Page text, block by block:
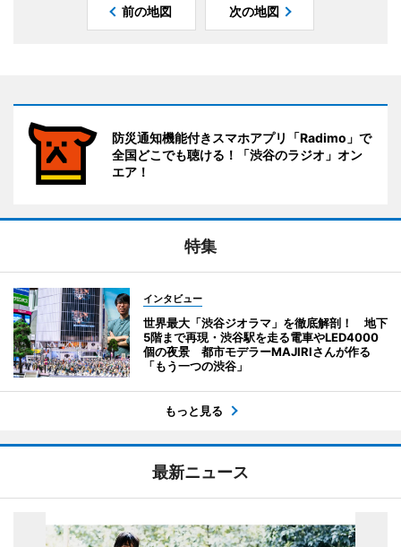
前の地図 次の地図
防災通知機能付きスマホアプリ「Radimo」で
全国どこでも聴ける！「渋谷のラジオ」オン
エア！
特集
インタビュー
世界最大「渋谷ジオラマ」を徹底解剖！ 地下
5階まで再現・渋谷駅を走る電車やLED4000
個の夜景 都市モデラーMAJIRIさんが作る
「もう一つの渋谷」
もっと見る
最新ニュース